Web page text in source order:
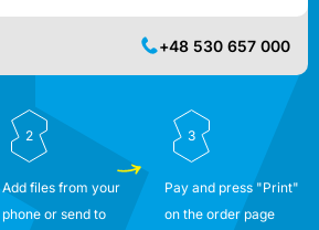
+48 530 657 000
2
Add files from your
phone or send to
3
Pay and press "Print"
on the order page